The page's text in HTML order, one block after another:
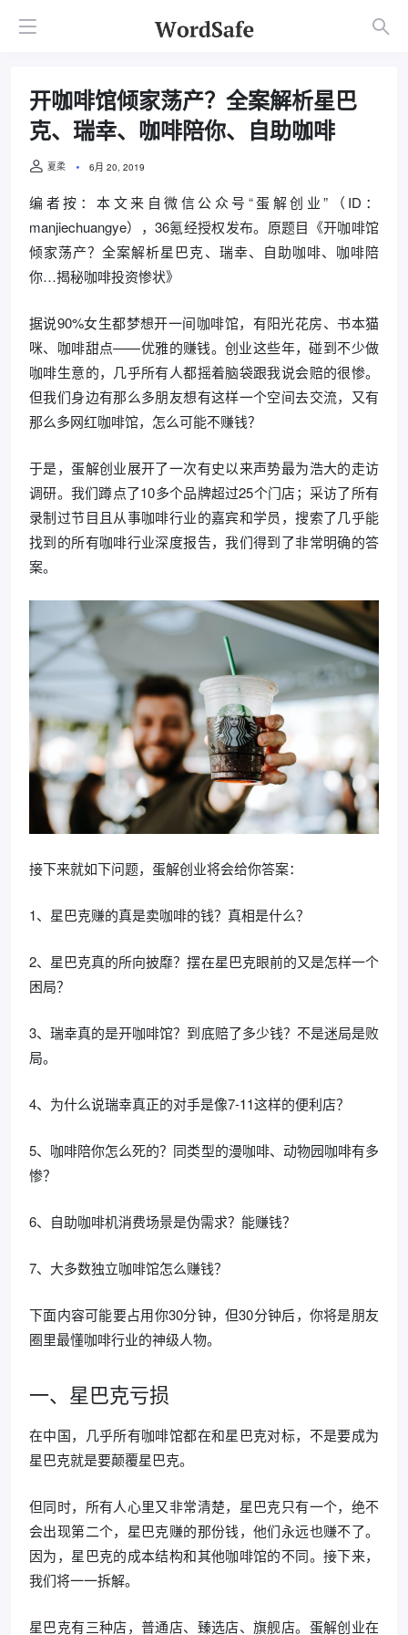
开咖啡馆倾家荡产？全案解析星巴
克、瑞幸、咖啡陪你、自助咖啡
夏柔 6月 20, 2019
编者按：本文来自微信公众号“蛋解创业”（ID：
manjiechuangye），36氪经授权发布。原题目《开咖啡馆
倾家荡产？全案解析星巴克、瑞幸、自助咖啡、咖啡陪
你…揭秘咖啡投资惨状》
据说90%女生都梦想开一间咖啡馆，有阳光花房、书本猫
咪、咖啡甜点——优雅的赚钱。创业这些年，碰到不少做
咖啡生意的，几乎所有人都摇着脑袋跟我说会赔的很惨。
但我们身边有那么多朋友想有这样一个空间去交流，又有
那么多网红咖啡馆，怎么可能不赚钱？
于是，蛋解创业展开了一次有史以来声势最为浩大的走访
调研。我们蹲点了10多个品牌超过25个门店；采访了所有
录制过节目且从事咖啡行业的嘉宾和学员，搜索了几乎能
找到的所有咖啡行业深度报告，我们得到了非常明确的答
案。
接下来就如下问题，蛋解创业将会给你答案：
1、星巴克赚的真是卖咖啡的钱？真相是什么？
2、星巴克真的所向披靡？摆在星巴克眼前的又是怎样一个
困局？
3、瑞幸真的是开咖啡馆？到底赔了多少钱？不是迷局是败
局。
4、为什么说瑞幸真正的对手是像7-11这样的便利店？
5、咖啡陪你怎么死的？同类型的漫咖啡、动物园咖啡有多
惨？
6、自助咖啡机消费场景是伪需求？能赚钱？
7、大多数独立咖啡馆怎么赚钱？
下面内容可能要占用你30分钟，但30分钟后，你将是朋友
圈里最懂咖啡行业的神级人物。
一、星巴克亏损
在中国，几乎所有咖啡馆都在和星巴克对标，不是要成为
星巴克就是要颠覆星巴克。
但同时，所有人心里又非常清楚，星巴克只有一个，绝不
会出现第二个，星巴克赚的那份钱，他们永远也赚不了。
因为，星巴克的成本结构和其他咖啡馆的不同。接下来，
我们将一一拆解。
星巴克有三种店，普通店、臻选店、旗舰店。蛋解创业在